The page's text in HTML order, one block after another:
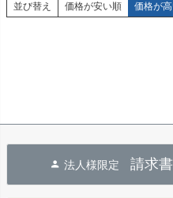
並び替え 価格が安い順 価格が
法人様限定 請求